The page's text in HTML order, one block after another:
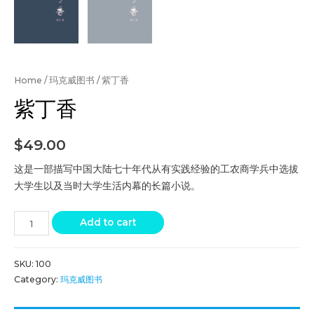
Home /玛克威图书 / 紫丁香
紫丁香
$49.00
这是一部描写中国大陆七十年代从有实践经验的工农商学兵中选拔
大学生以及当时大学生活内幕的长篇小说。
Add to cart
SKU:100
Category: 玛克威图书